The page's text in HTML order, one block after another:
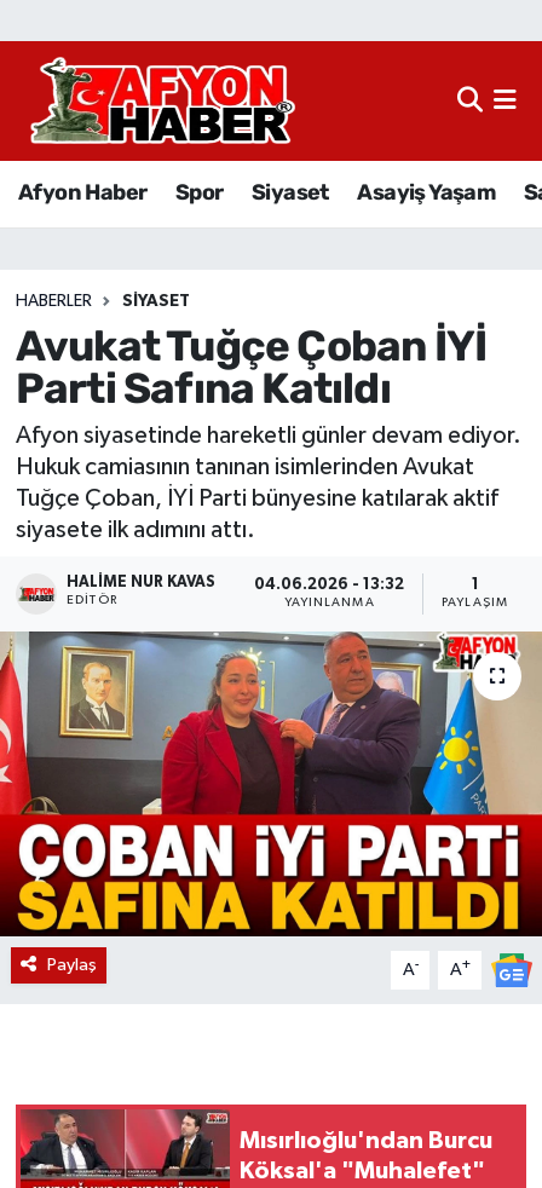
Afyon Haber Spor Siyaset Asayiş Yaşam
HABERLER SIYASET
Avukat Tuğçe Çoban İYİ
Parti Safına Katıldı
Afyon siyasetinde hareketli günler devam ediyor.
Hukuk camiasının tanınan isimlerinden Avukat
Tuğçe Çoban, İYİ Parti bünyesine katılarak aktif
siyasete ilk adımını attı.
HALIME NUR KAVAS
EDITÖR
04.06.2026 - 13:32
YAYINLANMA PAYLAŞIM
Paylaş A- A+
Mısırlıoğlu'ndan Burcu
Köksal'a "Muhalefet"
Afyon Haber
Sağlık
Eğitim
Sivil Toplum
Ekonomi
Magazin
Etkinlikler